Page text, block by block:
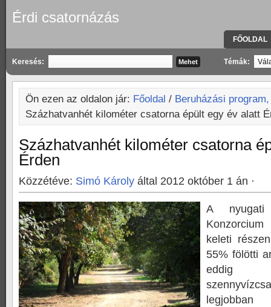
Érdi csatornázás
FŐOLDAL
Keresés: Témák:
Ön ezen az oldalon jár: Főoldal / Beruházási
Százhatvanhét kilométer csatorna épült egy év alatt
Százhatvanhét kilométer csatorna
Érden
Közzétéve: Simó Károly által 2012 október 1 án ·
A
keleti
55% fölötti
eddig